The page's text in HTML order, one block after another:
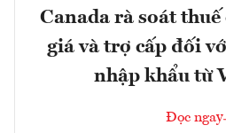
Canada rà soát
giá và trợ cấp đối
nhập khẩu từ
Đọc ngay